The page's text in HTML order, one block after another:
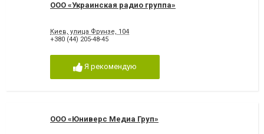
ООО «Украинская радио группа»
Киев, улица Фрунзе, 104
+380 (44) 205-48-45
Я рекомендую
ООО «Юниверс Медиа Груп»